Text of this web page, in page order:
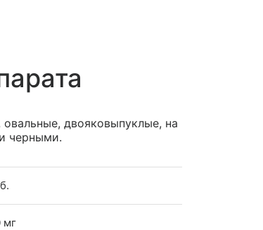
двояковыпуклые, на
черными.
мг